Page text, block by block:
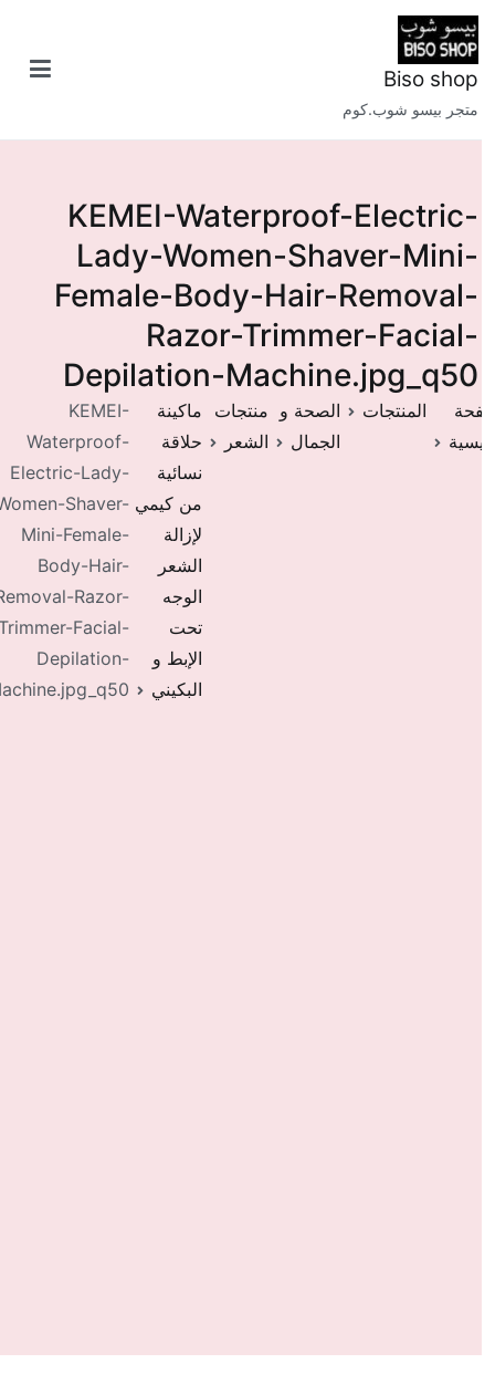
Biso shop
متجر بيسو شوب.كوم
KEMEI-Waterproof-Electric-
Lady-Women-Shaver-Mini-
Female-Body-Hair-Removal-
Razor-Trimmer-Facial-
Depilation-Machine.jpg_q50
المنتجات
الصحة و
الجمال
منتجات
الشعر
ماكينة
حلاقة
نسائية
من كيمي
لإزالة
الشعر
الوجه
تحت
الإبط و
البكيني
KEMEI-
Waterproof-
Electric-Lady-
Women-Shaver-
Mini-Female-
Body-Hair-
Removal-Razor-
Trimmer-Facial-
Depilation-
Machine.jpg_q50